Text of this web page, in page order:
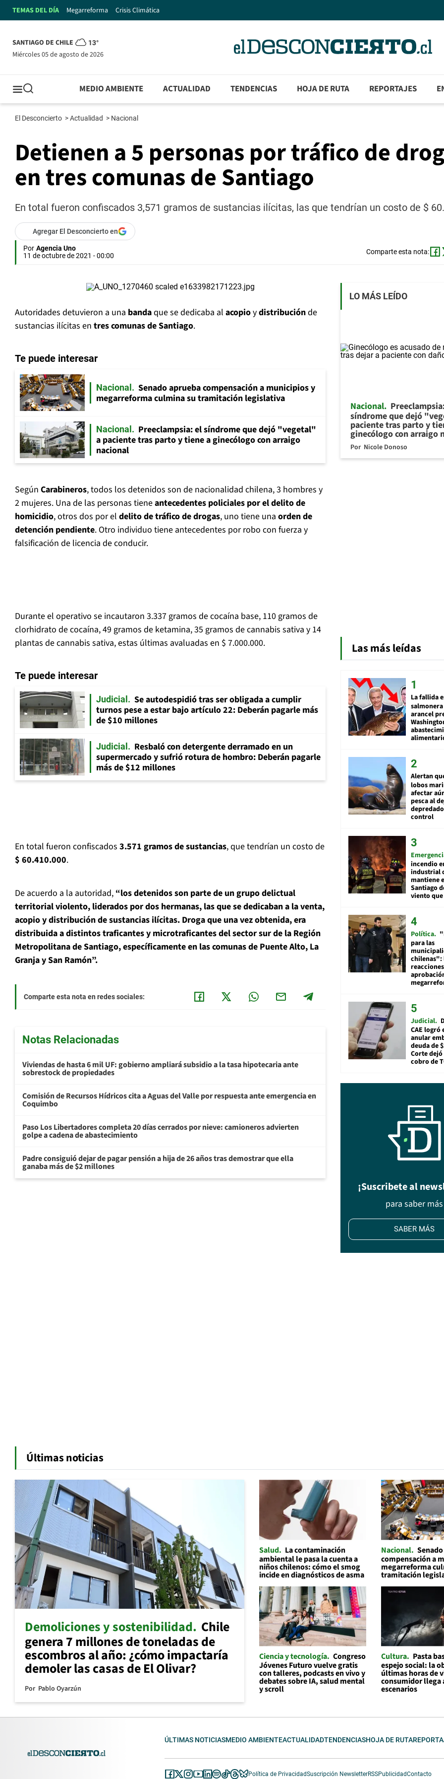
TEMAS DEL DÍA Megarreforma Crisis Climática
SANTIAGO DE CHILE 13°
miércoles 05 de agosto de 2026
MEDIO AMBIENTE ACTUALIDAD TENDENCIAS HOJA DE RUTA REPORTAJES
El Desconcierto >Actualidad > Nacional
Detienen a 5 personas por tráfico de
en tres comunas de Santiago
En total fueron confiscados 3,571 gramos de sustancias ilícitas, las que tendrían un costo de $
Agregar El Desconcierto en
Por Agencia Uno
11 de octubre de 2021 - 00:00
Comparte esta nota:
Autoridades detuvieron a una bandaque se dedicaba al acopioydistribuciónde
sustancias ilícitas en tres comunas de Santiago.
Te puede interesar
Nacional
Senado aprueba compensación a municipios y
megarreforma culmina su tramitación legislativa
Nacional
Preeclampsia: el síndrome que dejó "vegetal"
a paciente tras parto y tiene a ginecólogo con arraigo
nacional
Según Carabineros, todos los detenidos son de nacionalidad chilena, 3 hombres y
2 mujeres. Una de las personas tieneantecedentes policiales por el delito de
homicidio, otros dos por el delito de tráfico de drogas, uno tiene una orden de
detención pendiente. Otro individuo tiene antecedentes por robo con fuerza y
falsificación de licencia de conducir.
Durante el operativo se incautaron 3.337 gramos de cocaína base, 110 gramos de
clorhidrato de cocaína, 49 gramos de ketamina, 35 gramos de cannabis sativa y 14
plantas de cannabis sativa, estas últimas avaluadas en $ 7.000.000.
Te puede interesar
Judicial
Se autodespidió tras ser obligada a cumplir
turnos pese a estar bajo artículo 22: Deberán pagarle más
de $10 millones
Judicial
Resbaló con detergente derramado en un
supermercado y sufrió rotura de hombro: Deberán pagarle
más de $12 millones
En total fueron confiscados 3.571 gramos de sustancias, que tendrían un costo de
$ 60.410.000.
De acuerdo a la autoridad, “los detenidos son parte de un grupo delictual
territorial violento, liderados por dos hermanas, las que se dedicaban a la venta,
acopio y distribución de sustancias ilícitas. Droga que una vez obtenida, era
distribuida a distintos traficantes y microtraficantes del sector sur de la Región
Metropolitana de Santiago, específicamente en las comunas de Puente Alto, La
Granja y San Ramón”.
Comparte esta nota en redes sociales:
Notas Relacionadas
Viviendas de hasta 6 mil UF: gobierno ampliará subsidio a la tasa hipotecaria ante
sobrestock de propiedades
Comisión de Recursos Hídricos cita a Aguas del Valle por respuesta ante emergencia en
Coquimbo
Paso Los Libertadores completa 20 días cerrados por nieve: camioneros advierten
golpe a cadena de abastecimiento
Padre consiguió dejar de pagar pensión a hija de 26 años tras demostrar que ella
ganaba más de $2 millones
LO MÁS LEÍDO
Nacional
síndrome que dejó
paciente tras parto y
ginecólogo con arraigo
Por Nicole Donoso
Las más leídas
La fallida
arancel
Alertan
lobos
afectar
pesca al
control
incendio
industrial
mantiene
Santiago
viento que
Política
para las
chilenas":
Judicial
CAE logró
anular
deuda de
Corte
cobro de
¡Suscribete al
para saber más
SABER MÁS
Últimas noticias
Demoliciones y sostenibilidad Chile
genera 7 millones de toneladas de
escombros al año: ¿cómo impactaría
demoler las casas de El Olivar?
Por Pablo Oyarzún
Salud
La contaminación
ambiental le pasa la cuenta a
niños chilenos: cómo el smog
incide en diagnósticos de asma
Nacional
compensación a
megarreforma
tramitación
Ciencia y tecnología Congreso
Jóvenes Futuro vuelve gratis
con talleres, podcasts en vivo y
debates sobre IA, salud mental
y scroll
Cultura Pasta
espejo social: la
últimas horas de
consumidor llega
escenarios
ÚLTIMAS NOTICIASMEDIO AMBIENTEACTUALIDADTENDENCIASHOJA DE RUTA
Política de PrivacidadSuscripción NewsletterRSSPublicidadContacto